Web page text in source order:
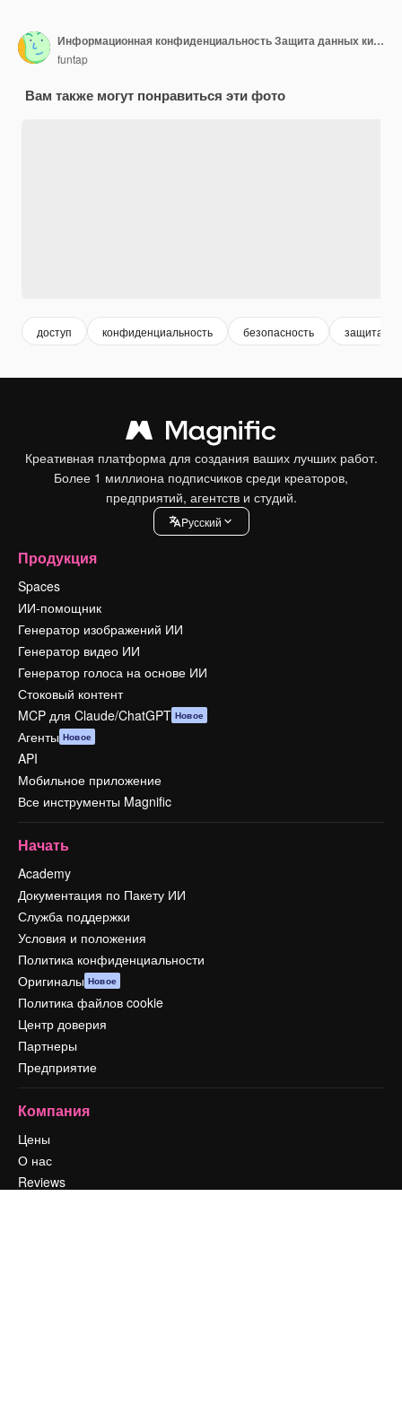
Информационная конфиденциальность Защита данных кибербезопасности Интернет и концепция технологий
funtap
Вам также могут понравиться эти фото
доступ конфиденциальность безопасность защита
Креативная платформа для создания ваших лучших работ.
Более 1 миллиона подписчиков среди креаторов,
предприятий, агентств и студий.
Pусский
Продукция
Spaces
ИИ-помощник
Генератор изображений ИИ
Генератор видео ИИ
Генератор голоса на основе ИИ
Стоковый контент
MCP для Claude/ChatGPT Новое
Агенты Новое
API
Мобильное приложение
Все инструменты Magnific
Начать
Academy
Документация по Пакету ИИ
Служба поддержки
Условия и положения
Политика конфиденциальности
Оригиналы Новое
Политика файлов cookie
Центр доверия
Партнеры
Предприятие
Компания
Цены
О нас
Reviews